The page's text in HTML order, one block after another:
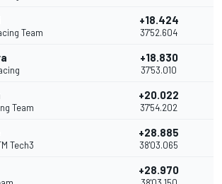
Team
+18.424
37'52.604
+18.830
37'53.010
Team
+20.022
37'54.202
Tech3
+28.885
38'03.065
+28.970